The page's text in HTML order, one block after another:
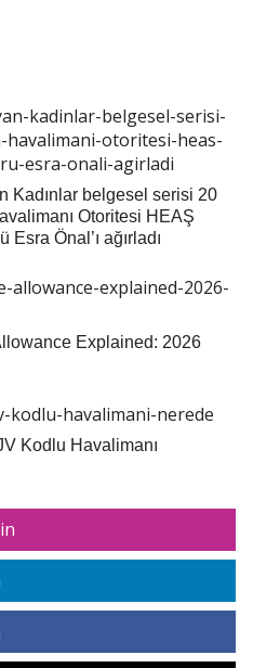
Kadınlar belgesel serisi 20
Otoritesi HEAŞ
Önal’ı ağırladı
Explained: 2026
Kodlu Havalimanı